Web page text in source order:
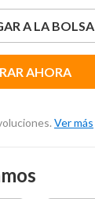
A LA BOLSA
AHORA
Ver más